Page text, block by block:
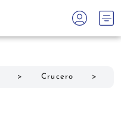
> Crucero >